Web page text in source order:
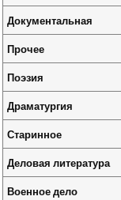
Документальная
Прочее
Поэзия
Драматургия
Старинное
Деловая литература
Военное дело